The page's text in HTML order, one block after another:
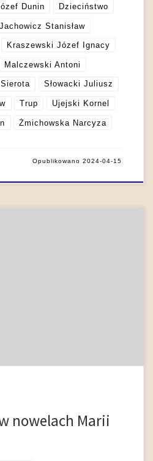
Dunin Dzieciństwo
Jachowicz Stanisław
Kraszewski Józef Ignacy
Malczewski Antoni
Sierota Słowacki Juliusz
Trup Ujejski Kornel
Żmichowska Narcyza
Opublikowano2024-04-15
nowelach Marii